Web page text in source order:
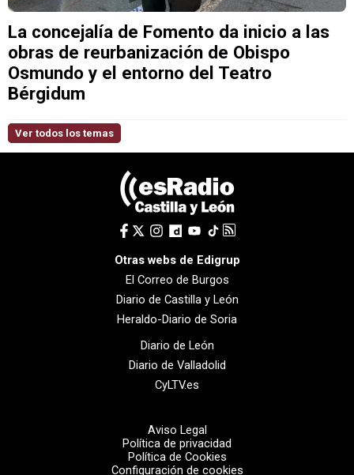
La concejalía de Fomento da inicio a las
obras de reurbanización de Obispo
Osmundo y el entorno del Teatro
Bérgidum
Ver todos los temas
Otras webs de Edigrup
El Correo de Burgos
Diario de Castilla y León
Heraldo-Diario de Soria
Diario de León
Diario de Valladolid
CyLTV.es
Aviso Legal
Política de privacidad
Política de Cookies
Configuración de cookies